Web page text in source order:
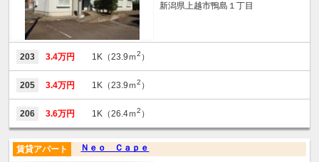
新潟県上越市鴨島１丁目
203 3.4万円 1K（23.9ｍ2 ）
205 3.4万円 1K（23.9ｍ2 ）
206 3.6万円 1K（26.4ｍ2 ）
Ｎｅｏ Ｃａｐｅ
賃貸アパート